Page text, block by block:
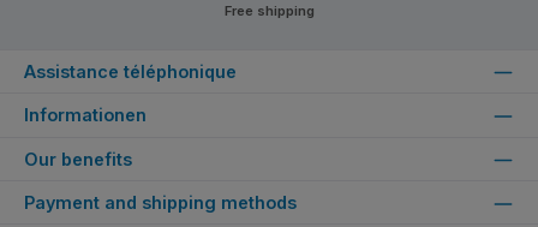
Free shipping
Assistance téléphonique
Informationen
Our benefits
Payment and shipping methods